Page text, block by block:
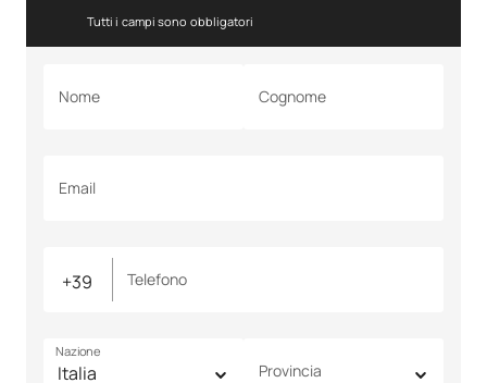
Tutti i campi sono obbligatori
Nome Cognome
Email
Telefono
Nazione
Provincia